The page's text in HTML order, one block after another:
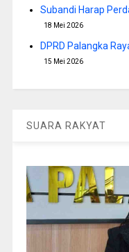
Subandi Harap
18 Mei 2026
DPRD Palangka
15 Mei 2026
SUARA RAKYAT